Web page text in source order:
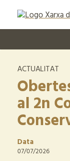
ACTUALITAT
al 2n
Data
07/07/2026